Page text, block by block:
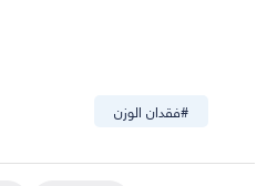
#فقدان الوزن